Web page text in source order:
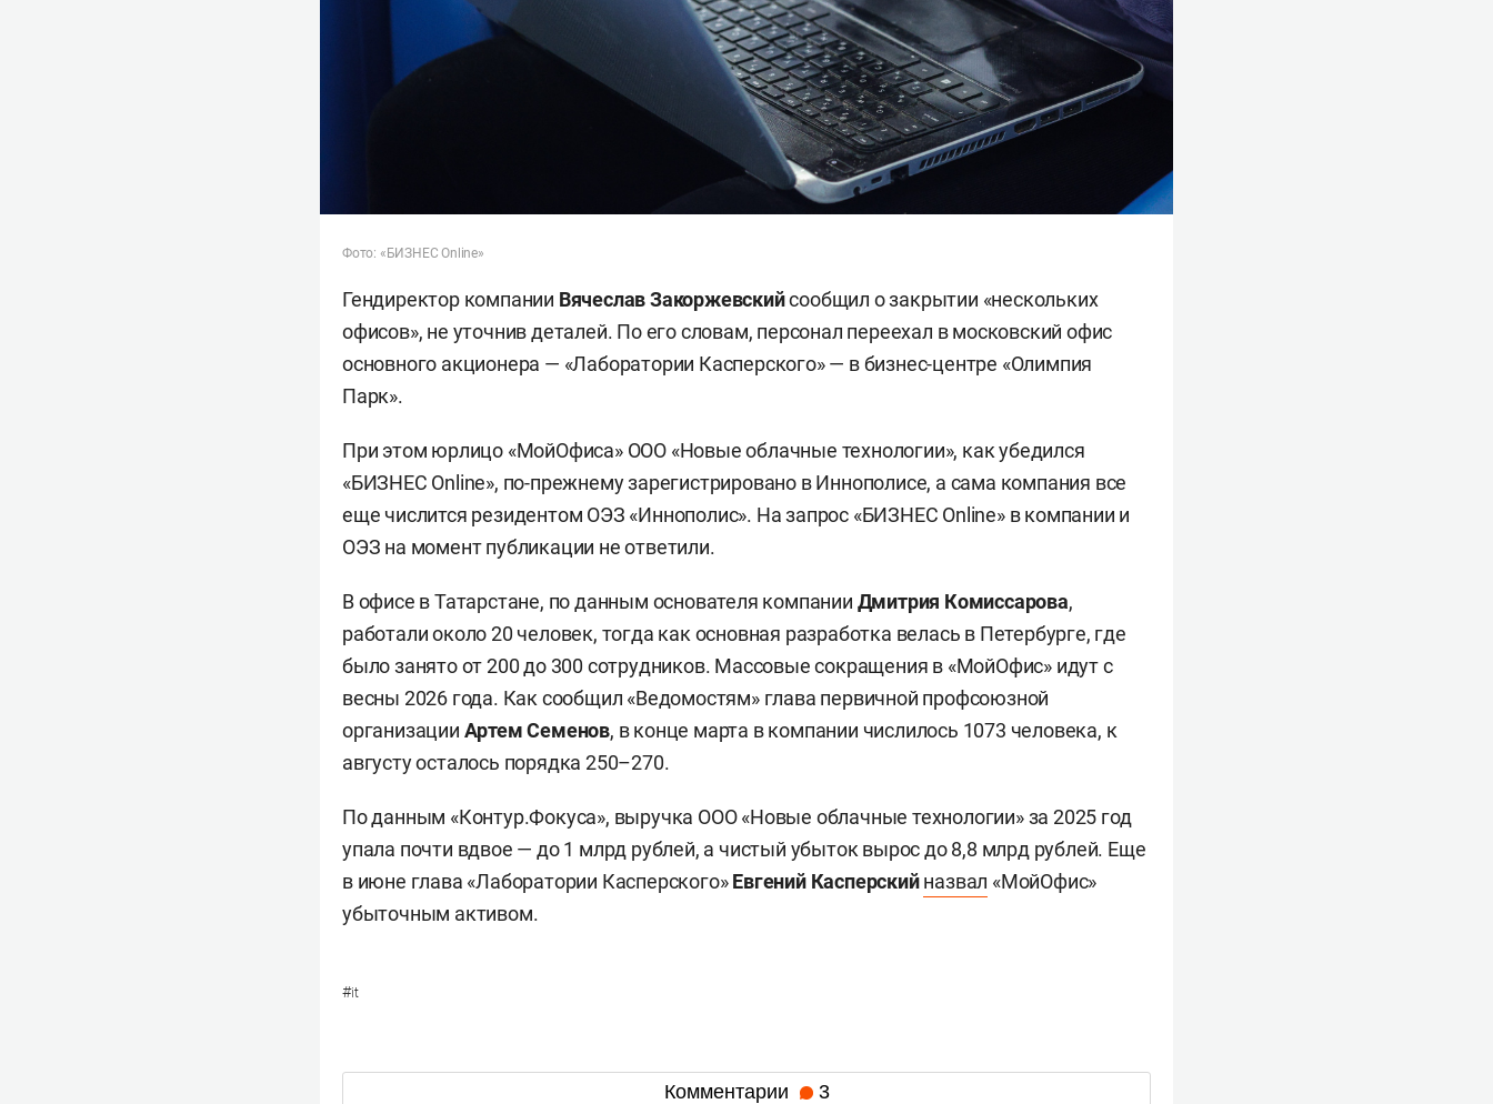
Фото: «БИЗНЕС Online»
Гендиректор компании Вячеслав Закоржевскийсообщил о закрытии «нескольких
офисов», не уточнив деталей. По его словам, персонал переехал в московский офис
основного акционера — «Лаборатории Касперского» — в бизнес-центре «Олимпия
Парк».
При этом юрлицо «МойОфиса» ООО «Новые облачные технологии», как убедился
«БИЗНЕС Online», по-прежнему зарегистрировано в Иннополисе, а сама компания все
еще числится резидентом ОЭЗ «Иннополис». На запрос «БИЗНЕС Online» в компании и
ОЭЗ на момент публикации не ответили.
В офисе в Татарстане, по данным основателя компании Дмитрия Комиссарова,
работали около 20 человек, тогда как основная разработка велась в Петербурге, где
было занято от 200 до 300 сотрудников. Массовые сокращения в «МойОфис» идут с
весны 2026 года. Как сообщил «Ведомостям» глава первичной профсоюзной
организации Артем Семенов, в конце марта в компании числилось 1073 человека, к
августу осталось порядка 250–270.
По данным «Контур.Фокуса», выручка ООО «Новые облачные технологии» за 2025 год
упала почти вдвое — до 1 млрд рублей, а чистый убыток вырос до 8,8 млрд рублей. Еще
в июне глава «Лаборатории Касперского»Евгений Касперский назвал «МойОфис»
убыточным активом.
#it
Комментарии 3